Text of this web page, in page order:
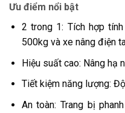
Ưu điểm nổi bật
2 trong 1: Tích hợp
500kg và xe nâng điện
Hiệu suất cao: Nâng hạ
Tiết kiệm năng lượng:
An toàn: Trang bị